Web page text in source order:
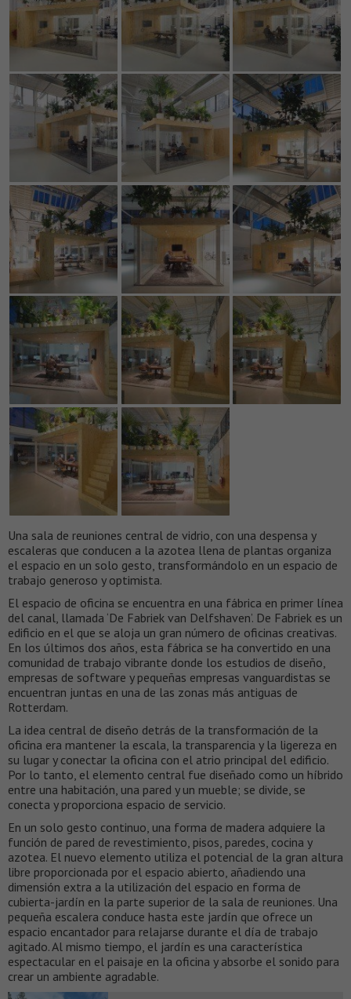
Una sala de reuniones central de vidrio, con una despensa y
escaleras que conducen a la azotea llena de plantas organiza
el espacio en un solo gesto, transformándolo en un espacio de
trabajo generoso y optimista.
El espacio de oficina se encuentra en una fábrica en primer línea
del canal, llamada ‘De Fabriek van Delfshaven’. De Fabriek es un
edificio en el que se aloja un gran número de oficinas creativas.
En los últimos dos años, esta fábrica se ha convertido en una
comunidad de trabajo vibrante donde los estudios de diseño,
empresas de software y pequeñas empresas vanguardistas se
encuentran juntas en una de las zonas más antiguas de
Rotterdam.
La idea central de diseño detrás de la transformación de la
oficina era mantener la escala, la transparencia y la ligereza en
su lugar y conectar la oficina con el atrio principal del edificio.
Por lo tanto, el elemento central fue diseñado como un híbrido
entre una habitación, una pared y un mueble; se divide, se
conecta y proporciona espacio de servicio.
En un solo gesto continuo, una forma de madera adquiere la
función de pared de revestimiento, pisos, paredes, cocina y
azotea. El nuevo elemento utiliza el potencial de la gran altura
libre proporcionada por el espacio abierto, añadiendo una
dimensión extra a la utilización del espacio en forma de
cubierta-jardín en la parte superior de la sala de reuniones. Una
pequeña escalera conduce hasta este jardín que ofrece un
espacio encantador para relajarse durante el día de trabajo
agitado. Al mismo tiempo, el jardín es una característica
espectacular en el paisaje en la oficina y absorbe el sonido para
crear un ambiente agradable.